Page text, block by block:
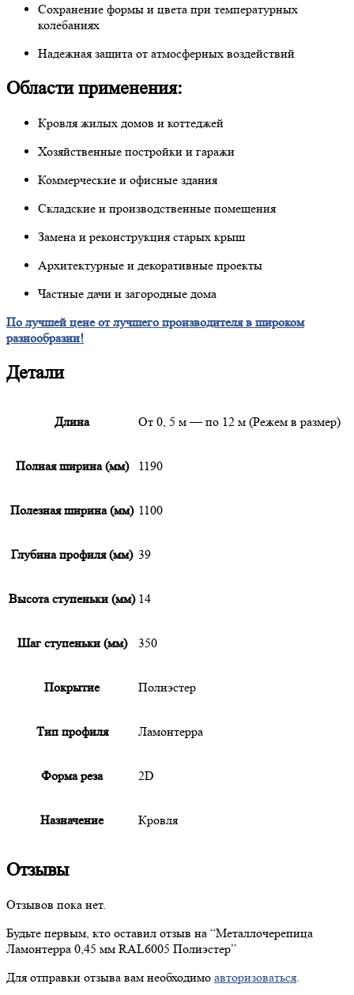
Сохранение формы и цвета при температурных
колебаниях
Надежная защита от атмосферных воздействий
Области применения:
Кровля жилых домов и коттеджей
Хозяйственные постройки и гаражи
Коммерческие и офисные здания
Складские и производственные помещения
Замена и реконструкция старых крыш
Архитектурные и декоративные проекты
Частные дачи и загородные дома
По лучшей цене от лучшего производителя в широком
разнообразии!
Детали
Длина От 0, 5 м — по 12 м (Режем в размер)
Полная ширина (мм) 1190
Полезная ширина (мм) 1100
Глубина профиля (мм) 39
Высота ступеньки (мм) 14
Шаг ступеньки (мм) 350
Покрытие Полиэстер
Тип профиля Ламонтерра
Форма реза 2D
Назначение Кровля
Отзывы
Отзывов пока нет.
Будьте первым, кто оставил отзыв на “Металлочерепица
Ламонтерра 0,45 мм RAL6005 Полиэстер”
Для отправки отзыва вам необходимо авторизоваться.